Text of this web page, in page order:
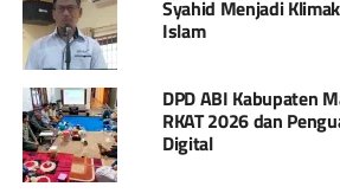
Syahid Menjadi
Islam
DPD ABI Kabupaten
RKAT 2026 dan
Digital